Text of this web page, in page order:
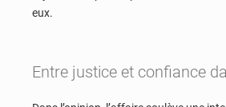
eux.
Entre justice et confiance